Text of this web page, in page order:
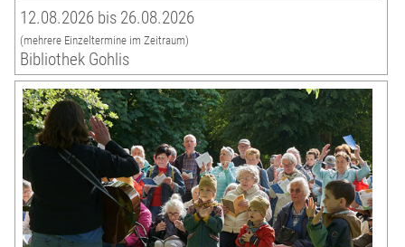
12.08.2026 bis 26.08.2026
(mehrere Einzeltermine im Zeitraum)
Bibliothek Gohlis